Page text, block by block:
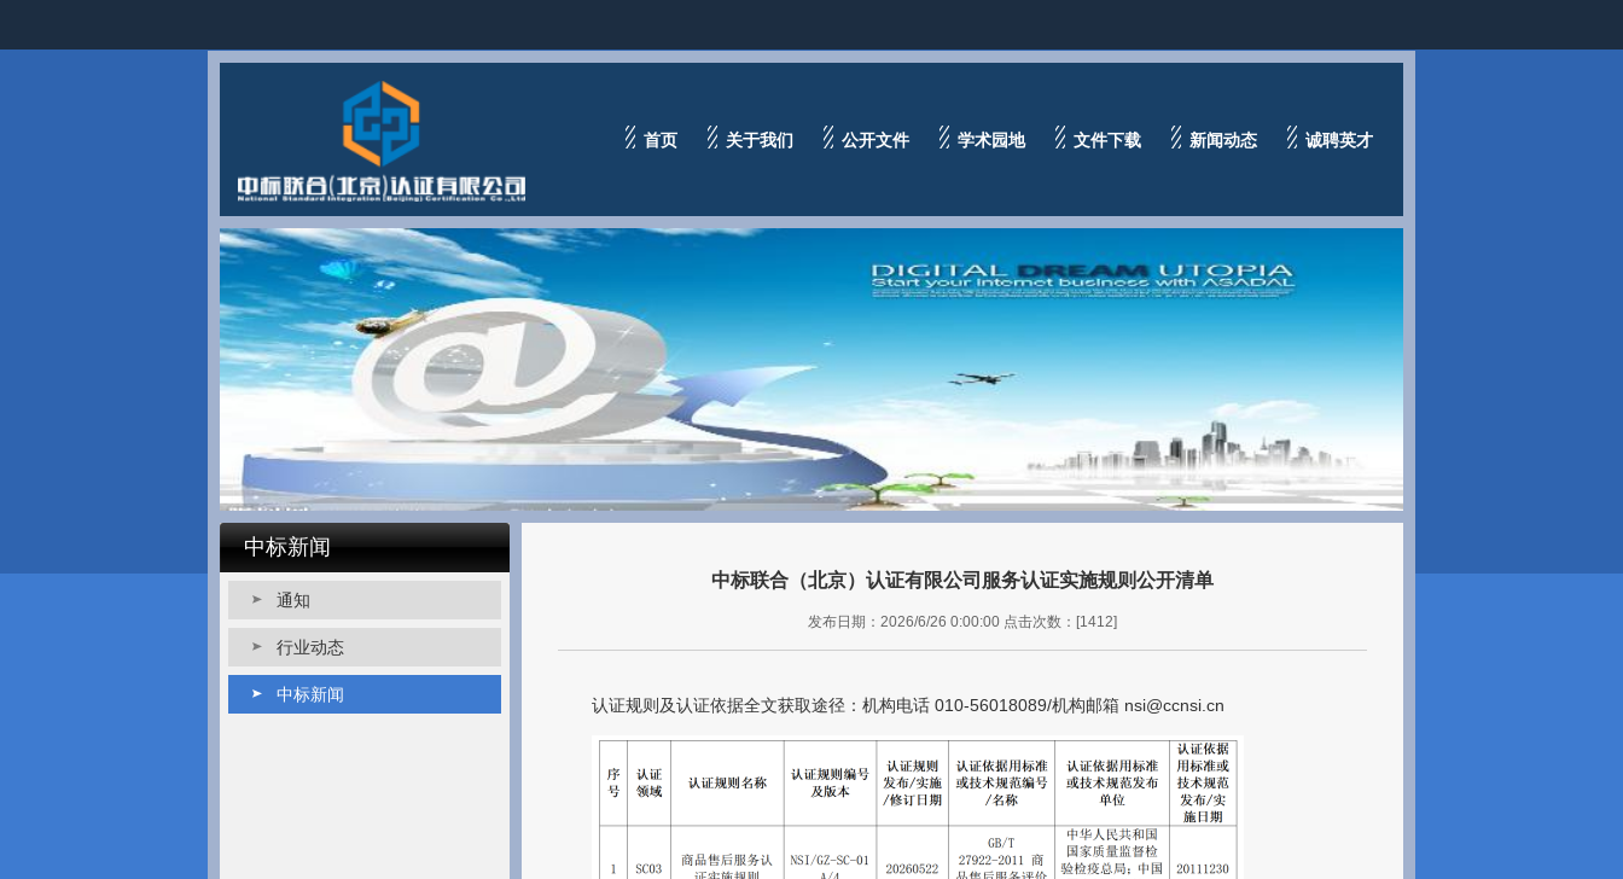
首页 关于我们 公开文件 学术园地 文件下载 新闻动态 诚聘英才
中标新闻
通知
行业动态
中标新闻
中标联合（北京）认证有限公司服务认证实施规则公开清单
发布日期：2026/6/26 0:00:00 点击次数：[1412]
认证规则及认证依据全文获取途径：机构电话 010-56018089/机构邮箱 nsi@ccnsi.cn